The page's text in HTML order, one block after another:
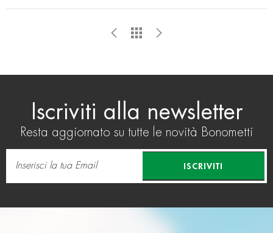
Iscriviti alla newsletter
Resta aggiornato su tutte le novità Bonometti
ISCRIVITI